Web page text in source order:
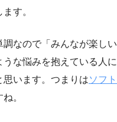
す。
なので「みんなが楽しい
な悩みを抱えている人に
思います。つまりはソフト
。